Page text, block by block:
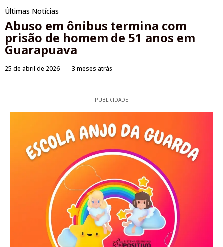
Últimas Notícias
Abuso em ônibus termina com
prisão de homem de 51 anos em
Guarapuava
25 de abril de 2026 3 meses atrás
PUBLICIDADE